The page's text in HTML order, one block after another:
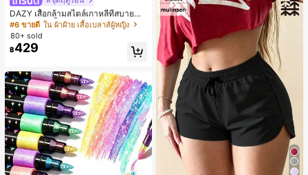
DAZY เสื้อกล้ามสไตล์เกาหลีที่สบายสำ
หรับผู้หญิง, เสื้อน่ารักสำหรับฤดูใบไม้ผล
ิ/ฤดูร้อน, เสื้อสำหรับโรงเรียน
#6 ขายดี ใน ผ้าฝ้าย เสื้อเบลาส์ผู้หญิง
80+ sold
฿429